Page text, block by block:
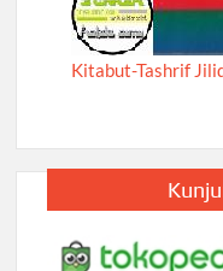
Kitabut-Tashrif